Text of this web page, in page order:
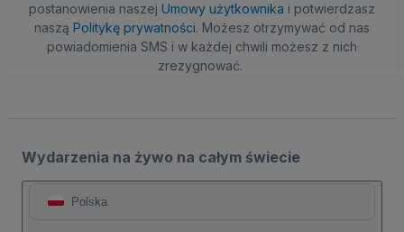
postanowienia naszej Umowy użytkownika i potwierdzasz
naszą Politykę prywatności. Możesz otrzymywać od nas
powiadomienia SMS i w każdej chwili możesz z nich
zrezygnować.
Wydarzenia na żywo na całym świecie
Polska